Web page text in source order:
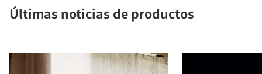
Últimas noticias de productos